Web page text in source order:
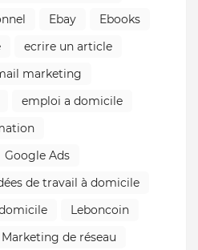
Ebay
Ebooks
ecrire un article
marketing
emploi a domicile
Google Ads
de travail à domicile
Leboncoin
Marketing de réseau